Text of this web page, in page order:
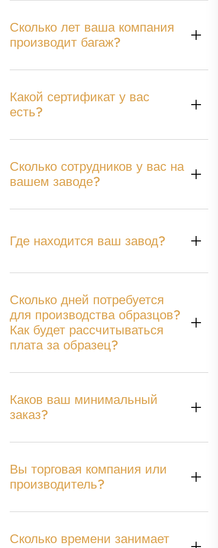
Сколько лет ваша компания
производит багаж?
Какой сертификат у вас
есть?
Сколько сотрудников у вас на
вашем заводе?
Где находится ваш завод?
Сколько дней потребуется
для производства образцов?
Как будет рассчитываться
плата за образец?
Каков ваш минимальный
заказ?
Вы торговая компания или
производитель?
Сколько времени занимает